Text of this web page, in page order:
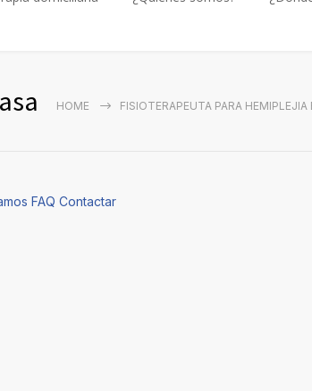
HOME FISIOTERAPEUTA PARA HEMIPLEJIA
FAQ Contactar